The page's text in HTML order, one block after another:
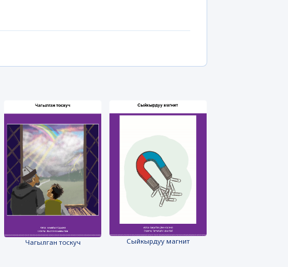
Чагылган тоскуч Сыйкырдуу магнит